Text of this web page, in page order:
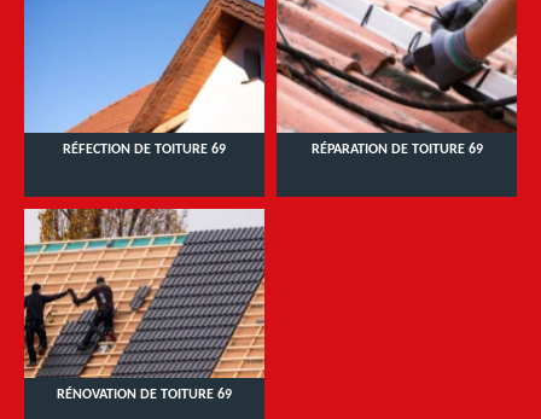
RÉFECTION DE TOITURE 69 RÉPARATION DE TOITURE 69
RÉNOVATION DE TOITURE 69